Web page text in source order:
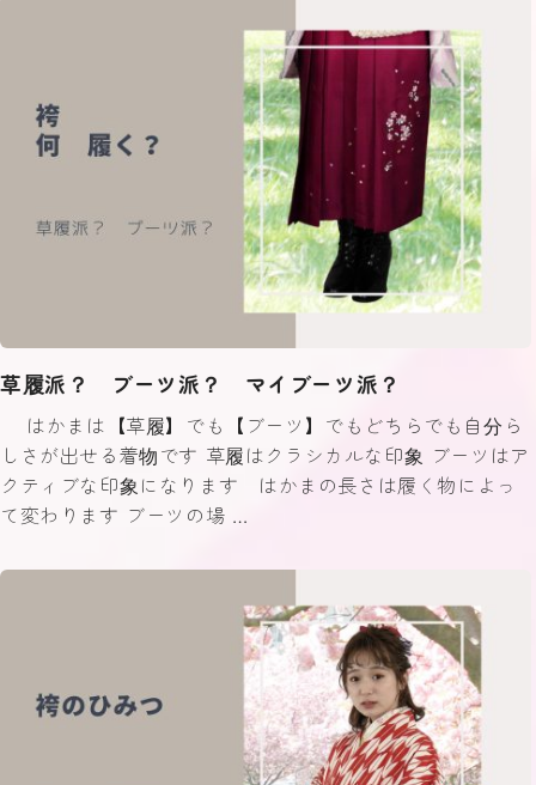
草履派？ ブーツ派？ マイブーツ派？
はかまは【草履】でも【ブーツ】でもどちらでも自分ら
しさが出せる着物です 草履はクラシカルな印象 ブーツはア
クティブな印象になります はかまの長さは履く物によっ
て変わります ブーツの場 …